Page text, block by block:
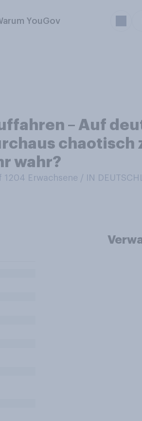
YouGov
– Auf
chaotisch
wahr?
1204 Erwachsene / IN